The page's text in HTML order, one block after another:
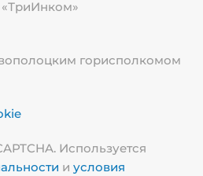
горисполкомом
Используется
и условия